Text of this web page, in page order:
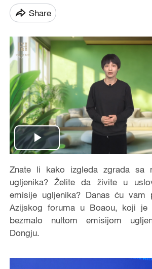
Share
Play
Video
Znate li kako izgleda zgrada sa
ugljenika? Želite da živite u
emisije ugljenika? Danas ću vam
Azijskog foruma u Boaou, koji je
bezmalo nultom emisijom
Dongju.